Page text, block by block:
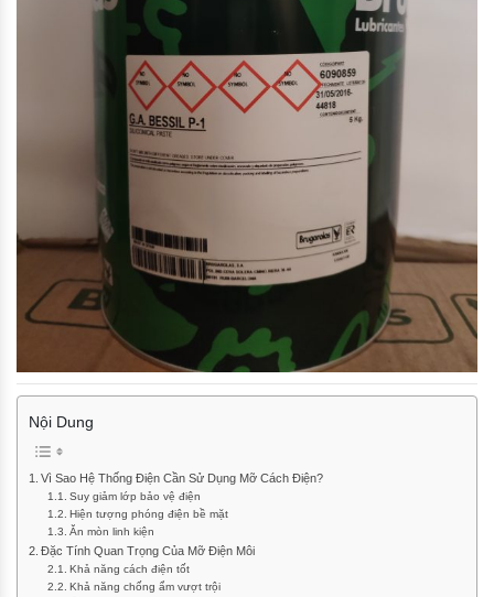
Nội Dung
Vì Sao Hệ Thống Điện Cần Sử Dụng Mỡ Cách Điện?
Suy giảm lớp bảo vệ điện
Hiện tượng phóng điện bề mặt
Ăn mòn linh kiện
Đặc Tính Quan Trọng Của Mỡ Điện Môi
Khả năng cách điện tốt
Khả năng chống ẩm vượt trội